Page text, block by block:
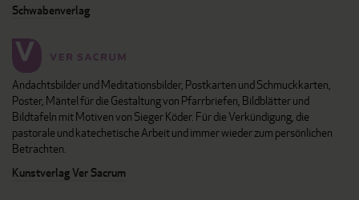
Schwabenverlag
Andachtsbilder und Meditationsbilder, Postkarten und Schmuckkarten,
Poster, Mäntel für die Gestaltung von Pfarrbriefen, Bildblätter und
Bildtafeln mit Motiven von Sieger Köder. Für die Verkündigung, die
pastorale und katechetische Arbeit und immer wieder zum persönlichen
Betrachten.
Kunstverlag Ver Sacrum